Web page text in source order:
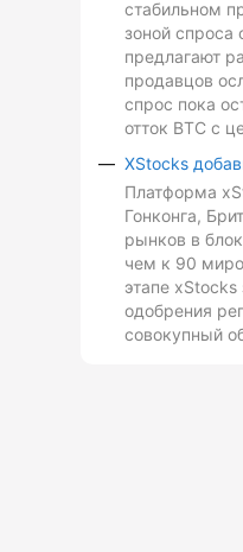
стабильном
зоной спроса
предлагают
продавцов
спрос пока
отток BTC с
XStocks
Платформа
Гонконга,
рынков в
чем к 90
этапе
одобрения
совокупный